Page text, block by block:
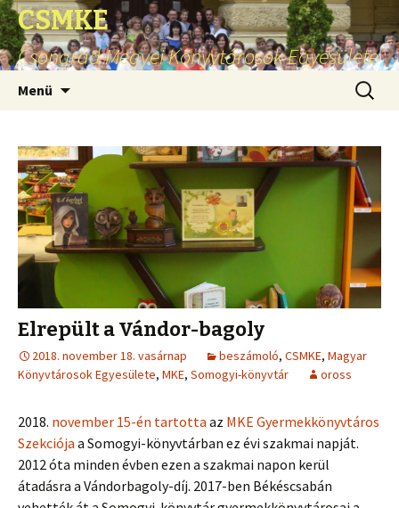
CSMKE
Csongrád Megyei Könyvtárosok Egyesülete
Menü
Elrepült a Vándor-bagoly
2018. november 18. vasárnap beszámoló, CSMKE, Magyar
Könyvtárosok Egyesülete, MKE, Somogyi-könyvtár oross
2018. november 15-én tartotta az MKE Gyermekkönyvtáros
Szekciója a Somogyi-könyvtárban ez évi szakmai napját.
2012 óta minden évben ezen a szakmai napon kerül
átadásra a Vándorbagoly-díj. 2017-ben Békéscsabán